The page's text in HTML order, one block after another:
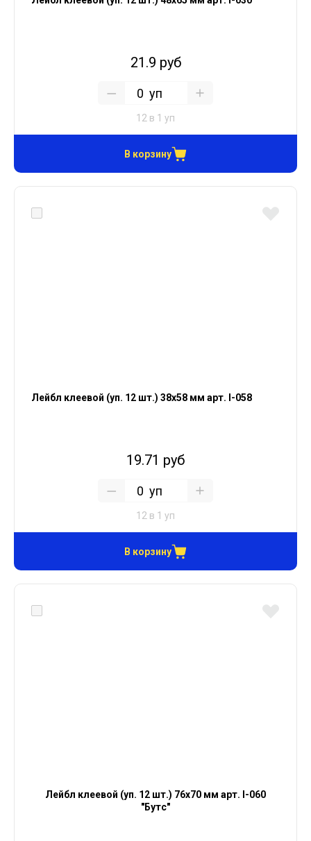
21.9 руб
уп
12 в 1 уп
В корзину
Лейбл клеевой (уп. 12 шт.) 38х58 мм арт. I-058
19.71 руб
уп
12 в 1 уп
В корзину
Лейбл клеевой (уп. 12 шт.) 76х70 мм арт. I-060
"Бутс"